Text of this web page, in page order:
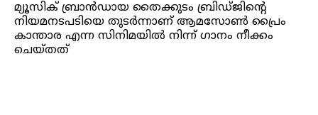
മ്യൂസിക് ബ്രാൻഡായ തൈക്കുടം ബ്രിഡ്ജിന്റെ
നിയമനടപടിയെ തുടർന്നാണ് ആമസോൺ പ്രൈം
കാന്താര എന്ന സിനിമയിൽ നിന്ന് ഗാനം നീക്കം
ചെയ്തത്